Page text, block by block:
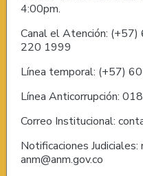
4:00pm.
Canal el Atención:
220 1999
Línea temporal: (+57)
Línea Anticorrupción:
Correo Institucional:
Notificaciones
anm@anm.gov.co